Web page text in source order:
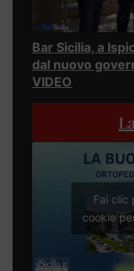
Bar Sicilia, a
dal nuovo
VIDEO
Fai clic
cookie